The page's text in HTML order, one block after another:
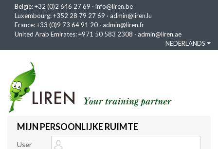
Belgïe:+32 (0)2 646 27 69 · info@liren.be
Luxembourg:+352 28 79 27 69 · admin@liren.lu
France:+33 (0)9 73 64 91 20 · admin@liren.fr
United Arab Emirates:+971 50 583 2308 · admin@liren.ae
NEDERLANDS
MIJN PERSOONLIJKE RUIMTE
User